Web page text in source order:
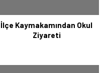
İlçe Kaymakamından Okul
Ziyareti